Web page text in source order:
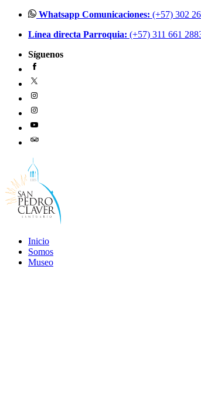
contenido
Whatsapp Comunicaciones: (+57) 302
Línea directa Parroquia: (+57) 311 661
Síguenos
Inicio
Somos
Museo